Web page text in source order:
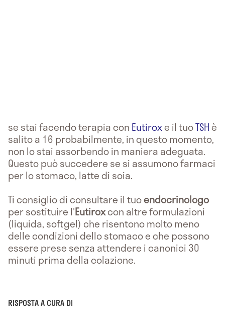
se stai facendo terapia con Eutiroxe il tuoTSHè
salito a 16 probabilmente, in questo momento,
non lo stai assorbendo in maniera adeguata.
Questo può succedere se si assumono farmaci
per lo stomaco, latte di soia.
Ti consiglio di consultare il tuoendocrinologo
per sostituire l'Eutiroxcon altre formulazioni
(liquida, softgel) che risentono molto meno
delle condizioni dello stomaco e che possono
essere prese senza attendere i canonici 30
minuti prima della colazione.
RISPOSTA A CURA DI